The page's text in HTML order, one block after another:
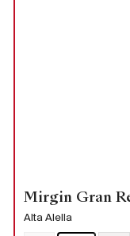
Mirgin Gran
Alta Alella